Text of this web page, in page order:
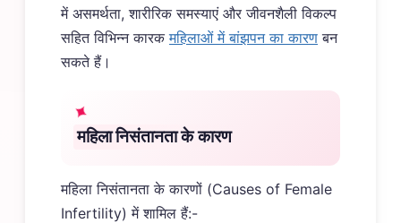
में असमर्थता, शारीरिक समस्याएं और जीवनशैली विकल्प
सहित विभिन्न कारकमहिलाओं में बांझपन का कारण बन
सकते हैं।
महिला निसंतानता के कारण
महिला निसंतानता के कारणों (Causes of Female
Infertility) में शामिल हैं:-